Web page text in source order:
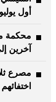
أول يوليو
آخرين
مصرع
اختفائهم